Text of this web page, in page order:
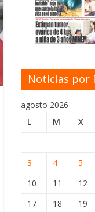
Noticias por
agosto 2026
L
M X
3
4 5
10
11 12
17
18 19